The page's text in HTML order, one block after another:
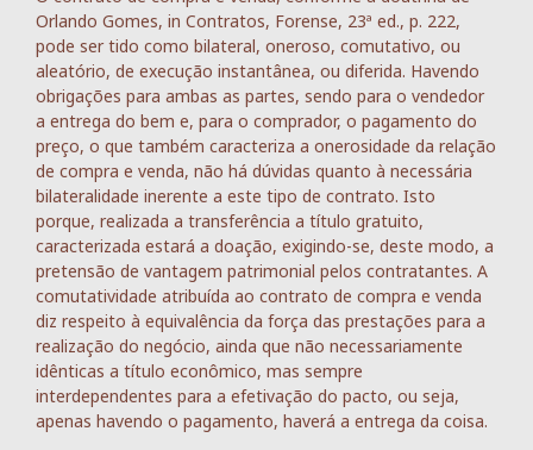
Orlando Gomes, in Contratos, Forense, 23ª ed., p. 222,
pode ser tido como bilateral, oneroso, comutativo, ou
aleatório, de execução instantânea, ou diferida. Havendo
obrigações para ambas as partes, sendo para o vendedor
a entrega do bem e, para o comprador, o pagamento do
preço, o que também caracteriza a onerosidade da relação
de compra e venda, não há dúvidas quanto à necessária
bilateralidade inerente a este tipo de contrato. Isto
porque, realizada a transferência a título gratuito,
caracterizada estará a doação, exigindo-se, deste modo, a
pretensão de vantagem patrimonial pelos contratantes. A
comutatividade atribuída ao contrato de compra e venda
diz respeito à equivalência da força das prestações para a
realização do negócio, ainda que não necessariamente
idênticas a título econômico, mas sempre
interdependentes para a efetivação do pacto, ou seja,
apenas havendo o pagamento, haverá a entrega da coisa.